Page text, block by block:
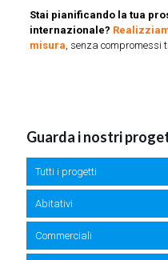
Stai pianificando la tua
internazionale?
misura , senza compromessi
Guarda i nostri
Tutti i progetti
Abitativi
Commerciali